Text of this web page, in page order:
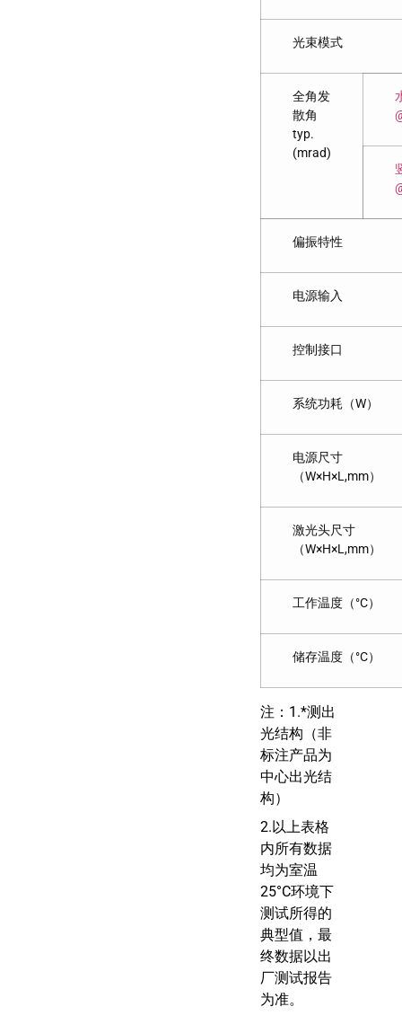
光束模式
全角发
散角
typ.
(mrad)
偏振特性
电源输入
控制接口
系统功耗（W）
电源尺寸
（W×H×L,mm）
激光头尺寸
（W×H×L,mm）
工作温度（°C）
储存温度（°C）
注：1.*测出
光结构（非
标注产品为
中心出光结
构）
2.以上表格
内所有数据
均为室温
25°C环境下
测试所得的
典型值，最
终数据以出
厂测试报告
为准。